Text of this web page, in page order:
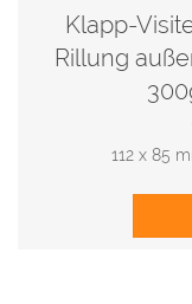
Klapp-
Rillung
112 x 85